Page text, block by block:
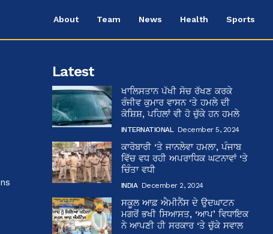
About Team News Health Sports
Latest
ਖਾਲਿਸਤਾਨ ਪੱਖੀ ਸੋਚ ਰੱਖਣ ਕਰਕੇ
ਰੰਜੀਵ ਕੁਮਾਰ ਵਾਸਨ ‘ਤੇ ਹਮਲੇ ਦੀ
ਕੋਸ਼ਿਸ਼, ਪਹਿਲਾਂ ਵੀ ਹੋ ਚੁੱਕੇ ਹਨ ਹਮਲੇ
INTERNATIONAL December 5, 2024
ਕਾਰੋਬਾਰੀ ‘ਤੇ ਜਾਨਲੇਵਾ ਹਮਲਾ, ਪੰਜਾਬ
ਵਿੱਚ ਵਧ ਰਹੀ ਅਪਰਾਧਿਕ ਘਟਨਾਵਾਂ ‘ਤੇ
ਚਿੰਤਾ ਵਧੀ
INDIA December 2, 2024
ਸਕੂਲ ਆਫ਼ ਐਮੀਨੈਂਸ ਦੇ ਉਦਘਾਟਨ
ਮਗਰੋਂ ਭਖੀ ਸਿਆਸਤ, ‘ਆਪ’ ਵਿਧਾਇਕ
ਨੇ ਆਪਣੀ ਹੀ ਸਰਕਾਰ ‘ਤੇ ਚੁੱਕੇ ਸਵਾਲ